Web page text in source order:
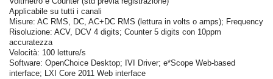
Applicabile su tutti i canali
Misure: AC RMS, DC, AC+DC RMS (lettura in volts o amps); Frequency
Risoluzione: ACV, DCV 4 digits; Counter 5 digits con 10ppm
accuratezza
Velocità: 100 letture/s
Software: OpenChoice Desktop; IVI Driver; e*Scope Web-based
interface; LXI Core 2011 Web interface